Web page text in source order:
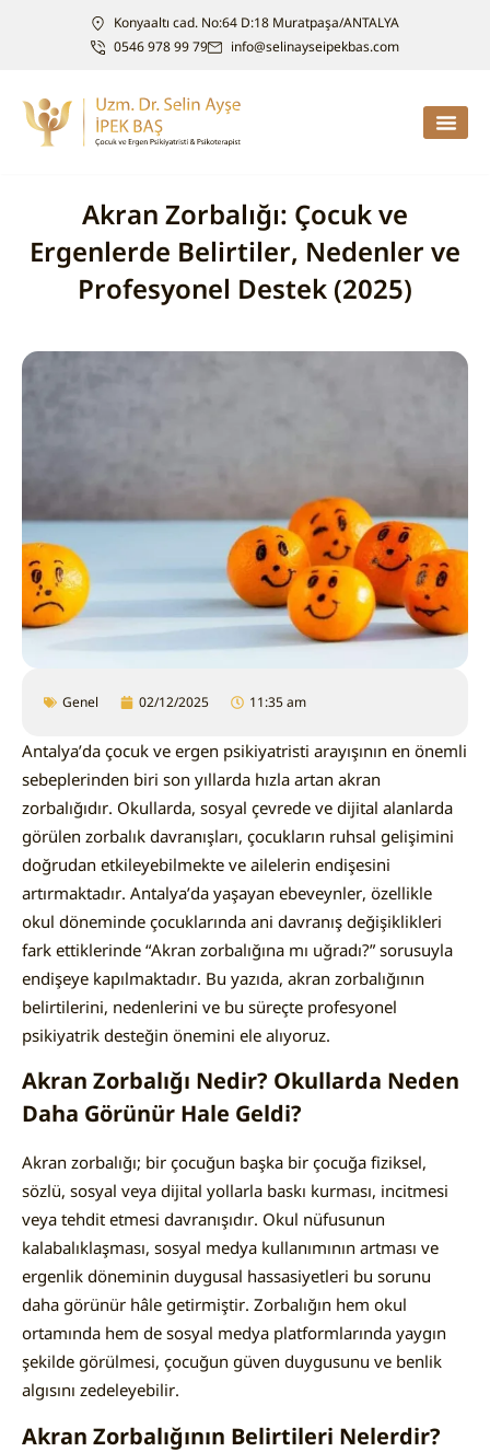
Konyaaltı cad. No:64 D:18 Muratpaşa/ANTALYA
0546 978 99 79
info@selinayseipekbas.com
Akran Zorbalığı: Çocuk ve
Ergenlerde Belirtiler, Nedenler ve
Profesyonel Destek (2025)
Genel 02/12/2025 11:35 am
Antalya’da çocuk ve ergen psikiyatristi arayışının en önemli
sebeplerinden biri son yıllarda hızla artan akran
zorbalığıdır. Okullarda, sosyal çevrede ve dijital alanlarda
görülen zorbalık davranışları, çocukların ruhsal gelişimini
doğrudan etkileyebilmekte ve ailelerin endişesini
artırmaktadır. Antalya’da yaşayan ebeveynler, özellikle
okul döneminde çocuklarında ani davranış değişiklikleri
fark ettiklerinde “Akran zorbalığına mı uğradı?” sorusuyla
endişeye kapılmaktadır. Bu yazıda, akran zorbalığının
belirtilerini, nedenlerini ve bu süreçte profesyonel
psikiyatrik desteğin önemini ele alıyoruz.
Akran Zorbalığı Nedir? Okullarda Neden
Daha Görünür Hale Geldi?
Akran zorbalığı; bir çocuğun başka bir çocuğa fiziksel,
sözlü, sosyal veya dijital yollarla baskı kurması, incitmesi
veya tehdit etmesi davranışıdır. Okul nüfusunun
kalabalıklaşması, sosyal medya kullanımının artması ve
ergenlik döneminin duygusal hassasiyetleri bu sorunu
daha görünür hâle getirmiştir. Zorbalığın hem okul
ortamında hem de sosyal medya platformlarında yaygın
şekilde görülmesi, çocuğun güven duygusunu ve benlik
algısını zedeleyebilir.
Akran Zorbalığının Belirtileri Nelerdir?